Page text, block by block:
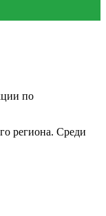
по
региона. Среди